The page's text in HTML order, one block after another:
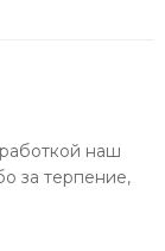
наш
за терпение,